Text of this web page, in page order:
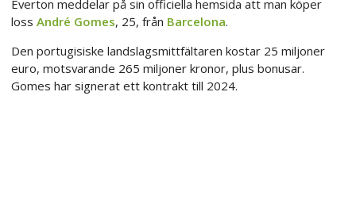
Everton meddelar på sin officiella hemsida att man köper
loss André Gomes, 25, från Barcelona.
Den portugisiske landslagsmittfältaren kostar 25 miljoner
euro, motsvarande 265 miljoner kronor, plus bonusar.
Gomes har signerat ett kontrakt till 2024.